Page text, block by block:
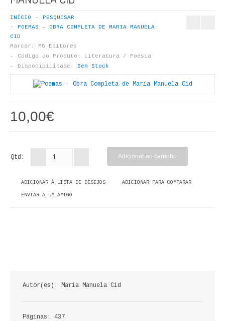
COLEÇÃO APRENDE A COLORIR
INFANTO - JUVENIL
ANTROPOLOGIA E SOCIOLOGIA
COLEÇÃO RAÍZES
ARQUITECTURA
CADERNOS HUMANITAS
DIREITO
ENSINO
ANÁLISE DA ACÇÃO EDUCATIVA
INÍCIO
PESQUISAR
POEMAS - OBRA COMPLETA DE MARIA MANUELA
CID
Marcar:
MG Editores
Código do Produto:
Literatura / Poesia
Disponibilidade:
Sem Stock
10,00€
Qtd:
ADICIONAR À LISTA DE DESEJOS ADICIONAR PARA COMPARAR
ENVIAR A UM AMIGO
Autor(es): Maria Manuela Cid
Páginas: 437